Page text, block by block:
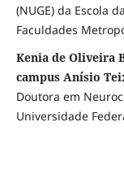
(NUGE) da Escola
Faculdades
Kenia de Oliveira
campus Anísio
Doutora em
Universidade